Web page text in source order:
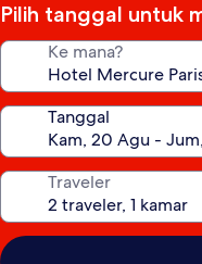
Pilih tanggal untuk
Ke mana?
Tanggal
Traveler